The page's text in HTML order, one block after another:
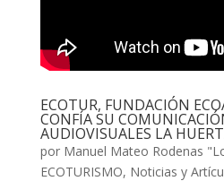
ECOTUR, FUNDACIÓN
CONFÍA SU
AUDIOVISUALES LA
por Manuel Mateo Rodenas
ECOTURISMO, Noticias y